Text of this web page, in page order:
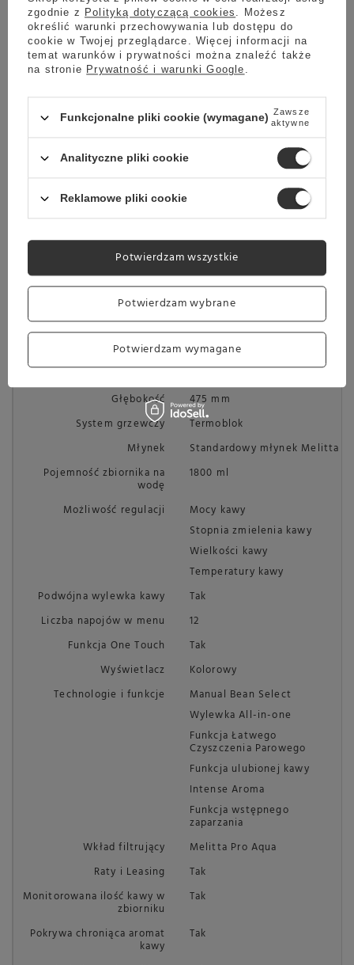
Przepisy w menu
Espresso
2x Espresso
Cappuccino
2x Cappuccino
2x Latte Macchiato
Rodzaj ekspresu
Ciśnieniowy automatyczny
Przeznaczenie
Do domu
Do biura
Waga
9 kg
Wysokość
345 mm
Głębokość
475 mm
System grzewczy
Termoblok
Młynek
Standardowy młynek Melitta
Pojemność zbiornika na
wodę
1800 ml
Możliwość regulacji
Mocy kawy
Stopnia zmielenia kawy
Wielkości kawy
Temperatury kawy
Podwójna wylewka kawy
Tak
Liczba napojów w menu
12
Funkcja One Touch
Tak
Wyświetlacz
Kolorowy
Technologie i funkcje
Manual Bean Select
Wylewka All-in-one
Funkcja Łatwego
Czyszczenia Parowego
Funkcja ulubionej kawy
Intense Aroma
Funkcja wstępnego
zaparzania
Wkład filtrujący
Melitta Pro Aqua
Raty i Leasing
Tak
Monitorowana ilość kawy w
zbiorniku
Tak
Pokrywa chroniąca aromat
kawy
Tak
zgodnie z Polityką dotyczącą cookies . Możesz
określić warunki przechowywania lub dostępu do
cookie w Twojej przeglądarce. Więcej informacji na
temat warunków i prywatności można znaleźć także
na stronie Prywatność i warunki Google .
Funkcjonalne pliki cookie (wymagane) Zawsze
aktywne
Analityczne pliki cookie
Reklamowe pliki cookie
Potwierdzam wybrane
Potwierdzam wymagane
Potwierdzam wszystkie